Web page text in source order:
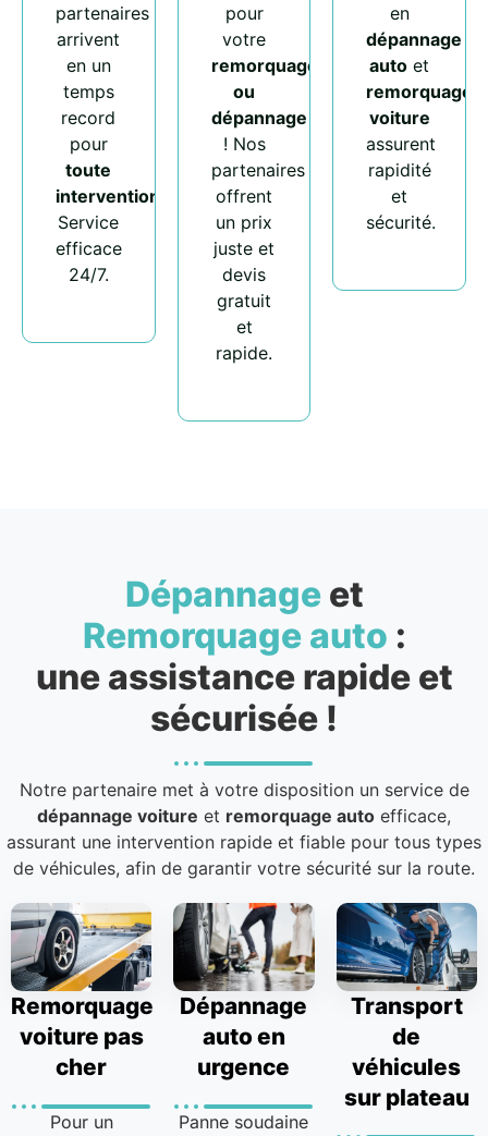
partenaires
arrivent
en un
temps
record
pour
toute
intervention
Service
efficace
24/7.
pour
votre
remorquage
ou
dépannage
! Nos
partenaires
offrent
un prix
juste et
devis
gratuit
et
rapide.
en
dépannage
auto et
remorquage
voiture
assurent
rapidité
et
sécurité.
Dépannageet
Remorquage auto :
une assistance rapide et
sécurisée !
Notre partenaire met à votre disposition un service de
dépannage voiture et remorquage auto efficace,
assurant une intervention rapide et fiable pour tous types
de véhicules, afin de garantir votre sécurité sur la route.
Remorquage
voiture pas
cher
Pour un
Dépannage
auto en
urgence
Panne soudaine
Transport
de
véhicules
sur plateau